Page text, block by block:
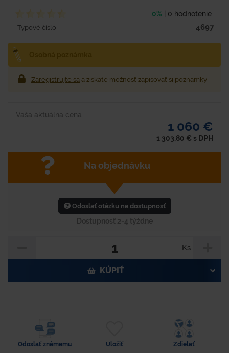
0% 0 hodnotenie
Typové číslo 4697
Zaregistrujte sa a získate možnosť zapisovať si poznámky
Vaša aktuálna cena
1 060 €
1 303,80 € s DPH
Na objednávku
Odoslať otázku na dostupnosť
Dostupnosť 2-4 týždne
Ks
KÚPIŤ
Odoslať známemu Uložiť Zdielať